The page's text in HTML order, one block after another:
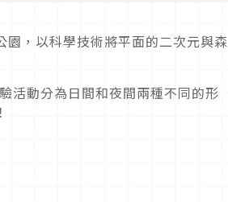
，以科學技術將平面的二次元與森
活動分為日間和夜間兩種不同的形